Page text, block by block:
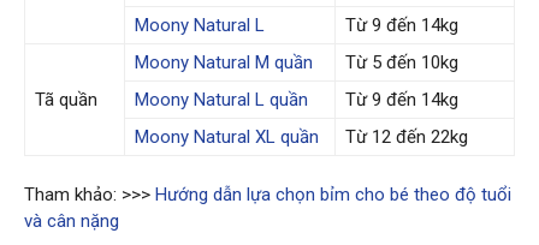
Moony Natural L
Từ 9 đến 14kg
Tã quần
Moony Natural M quần
Từ 5 đến 10kg
Moony Natural L quần
Từ 9 đến 14kg
Moony Natural XL quần
Từ 12 đến 22kg
Tham khảo: >>> Hướng dẫn lựa chọn bỉm cho bé theo độ tuổi
và cân nặng